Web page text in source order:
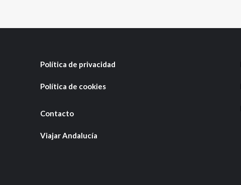
Política de privacidad
Política de cookies
Contacto
Viajar Andalucía